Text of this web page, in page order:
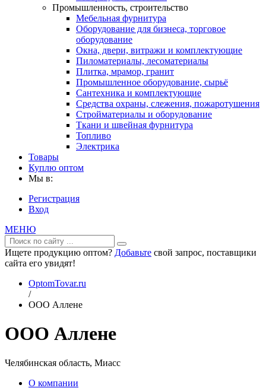
Промышленность, строительство
Мебельная фурнитура
Оборудование для бизнеса, торговое
оборудование
Окна, двери, витражи и комплектующие
Пиломатериалы, лесоматериалы
Плитка, мрамор, гранит
Промышленное оборудование, сырьё
Сантехника и комплектующие
Средства охраны, слежения, пожаротушения
Стройматериалы и оборудование
Ткани и швейная фурнитура
Топливо
Электрика
Товары
Куплю оптом
Мы в:
Регистрация
Вход
МЕНЮ
Ищете продукцию оптом? Добавьте свой запрос, поставщики
сайта его увидят!
OptomTovar.ru
/
ООО Аллене
ООО Аллене
Челябинская область, Миасс
О компании